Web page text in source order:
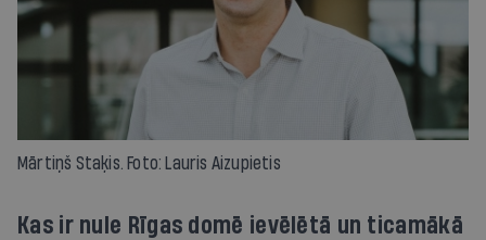
Mārtiņš Staķis. Foto: Lauris Aizupietis
Kas ir nule Rīgas domē ievēlētā un ticamākā